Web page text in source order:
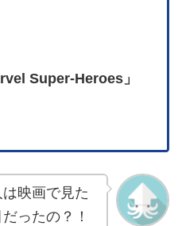
Super-Heroes」
映画で見た
ったの？！